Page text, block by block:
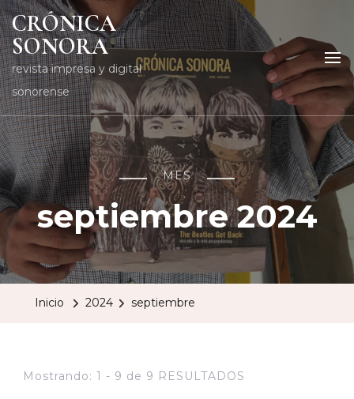
CRÓNICA
SONORA
revista impresa y digital
sonorense
MES
septiembre 2024
Inicio 2024 septiembre
Mostrando: 1 - 9 de 9 RESULTADOS